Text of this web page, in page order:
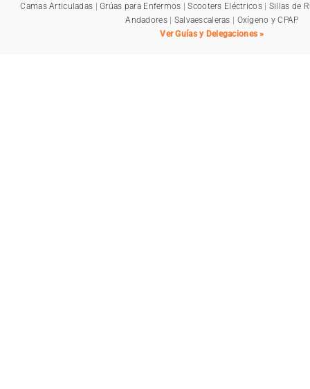
Camas Articuladas |Grúas para Enfermos |Scooters Eléctricos| Sillas de
Andadores| Salvaescaleras | Oxígeno y CPAP
Ver Guías y Delegaciones »